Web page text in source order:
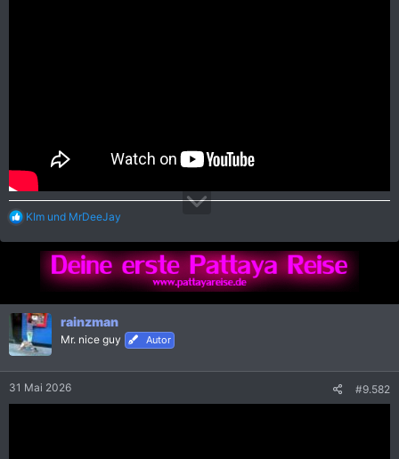
R
a
n
e
n
:
KIm und MrDeeJay
rainzman
Mr. nice guy Autor
31 Mai 2026 #9.582